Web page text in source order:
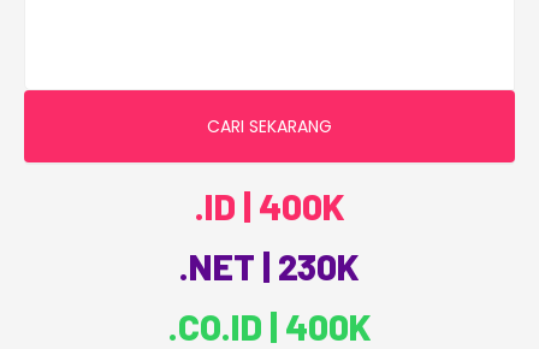
CARI SEKARANG
.ID | 400K
.NET | 230K
.CO.ID | 400K